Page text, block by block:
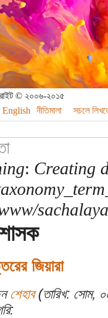
© ২০০৬-২০১৫
English নীতিমালা সচলে
: Creating
জিয়ারা
শেহাব(তারিখ: সোম,